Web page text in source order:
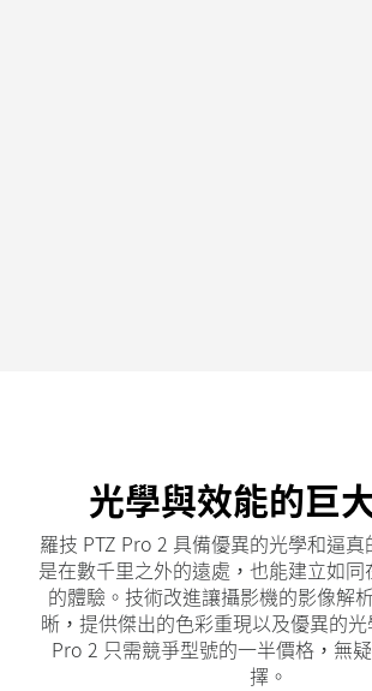
光學與效能的巨
羅技 PTZ Pro 2 具備優異的光學和逼
是在數千里之外的遠處，也能建立如
的體驗。技術改進讓攝影機的影像解
晰，提供傑出的色彩重現以及優異的
Pro 2 只需競爭型號的一半價格，無
擇。